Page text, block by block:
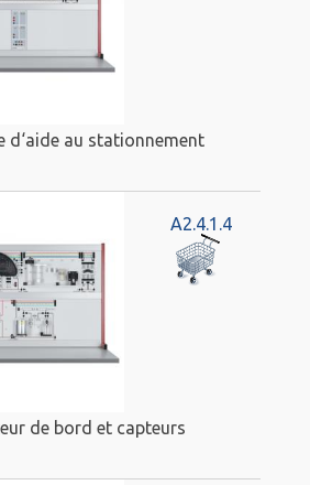
d‘aide au stationnement
A2.4.1.4
de bord et capteurs